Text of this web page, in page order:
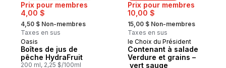
Prix pour membres
4,00 $
, formerly:
4,50 $ Non-membres
Taxes en sus
Préparé au Canada
Oasis
Boîtes de jus de
pêche HydraFruit
200 ml, 2,25 $/100ml
Prix pour membres
10,00 $
, formerly:
15,00 $ Non-membres
Taxes en sus
Coup de cœur
le Choix du Président
Contenant à salade
Verdure et grains –
vert sauge